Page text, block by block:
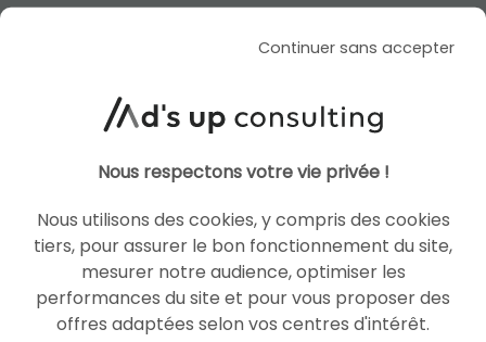
SOCIAL ADS
ARTICLE DE BLOG
TikTok is enhancing its AI-
Continuer sans accepter
Nous respectons votre vie privée !
Nous utilisons des cookies, y compris des cookies
tiers, pour assurer le bon fonctionnement du site,
mesurer notre audience, optimiser les
performances du site et pour vous proposer des
offres adaptées selon vos centres d'intérêt.